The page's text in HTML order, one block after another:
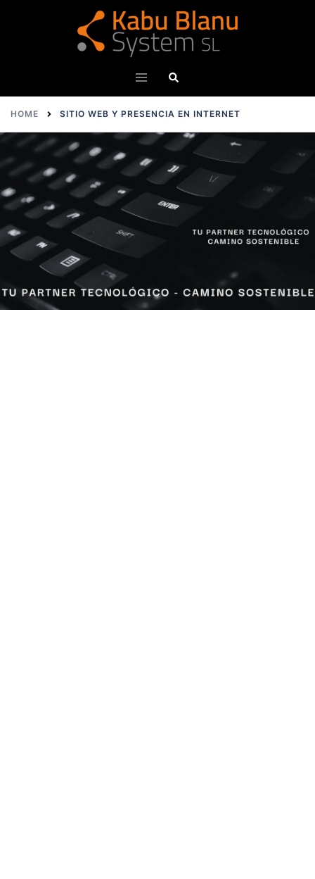
HOME SITIO WEB Y PRESENCIA EN INTERNET